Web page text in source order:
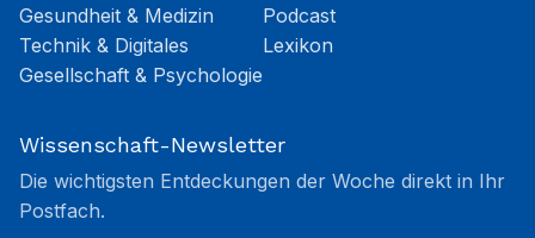
Gesundheit & Medizin
Technik & Digitales
Gesellschaft & Psychologie
Podcast
Lexikon
Wissenschaft-Newsletter
Die wichtigsten Entdeckungen der Woche direkt in Ihr
Postfach.